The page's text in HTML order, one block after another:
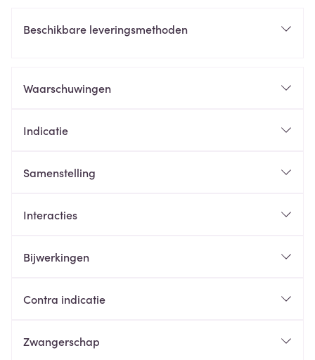
Beschikbare leveringsmethoden
Waarschuwingen
Indicatie
Samenstelling
Interacties
Bijwerkingen
Contra indicatie
Zwangerschap